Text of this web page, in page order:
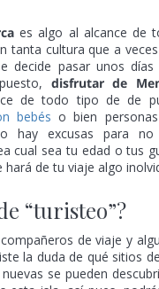
es algo al alcance de
tanta cultura que a
decide pasar unos
disfrutar de
de todo tipo de de
bebés o bien
hay excusas para no
cual sea tu edad o tus
de tu viaje algo
“turisteo”?
de viaje y
la duda de qué sitios
se pueden